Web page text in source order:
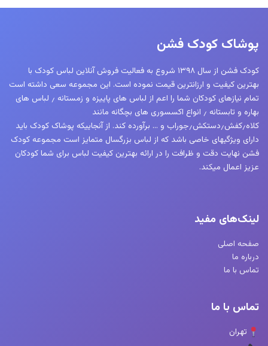
پوشاک کودک فشن
کودک فشن از سال ۱۳۹۸ شروع به فعالیت فروش آنلاین لباس کودک با
بهترین کیفیت و ارزانترین قیمت نموده است. این مجموعه سعی داشته است
تمام نیازهای کودکان شما را اعم از لباس های پاییزه و زمستانه ٫ لباس های
بهاره و تابستانه ٫ انواع اکسسوری های بچگانه مانند
کلاه٫کفش٫دستکش٫جوراب و … برآورده کند. از آنجاییکه پوشاک کودک باید
دارای ویژگیهای خاصی باشد که از لباس بزرگسال متمایز است مجموعه کودک
فشن نهایت دقت و ظرافت را در ارائه بهترین کیفیت لباس برای شما کودکان
عزیز اعمال میکند.
لینک‌های مفید
صفحه اصلی
درباره ما
تماس با ما
تماس با ما
تهران